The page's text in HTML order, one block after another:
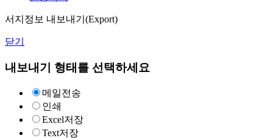
서지정보 내보내기(Export)
닫기
내보내기 형태를 선택하세요
메일전송
인쇄
Excel저장
Text저장